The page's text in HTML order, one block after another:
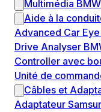
Multimédia BMW
Aide à la
Advanced Car
Drive Analyser
Controller avec
Unité de
Câbles et
Adaptateur